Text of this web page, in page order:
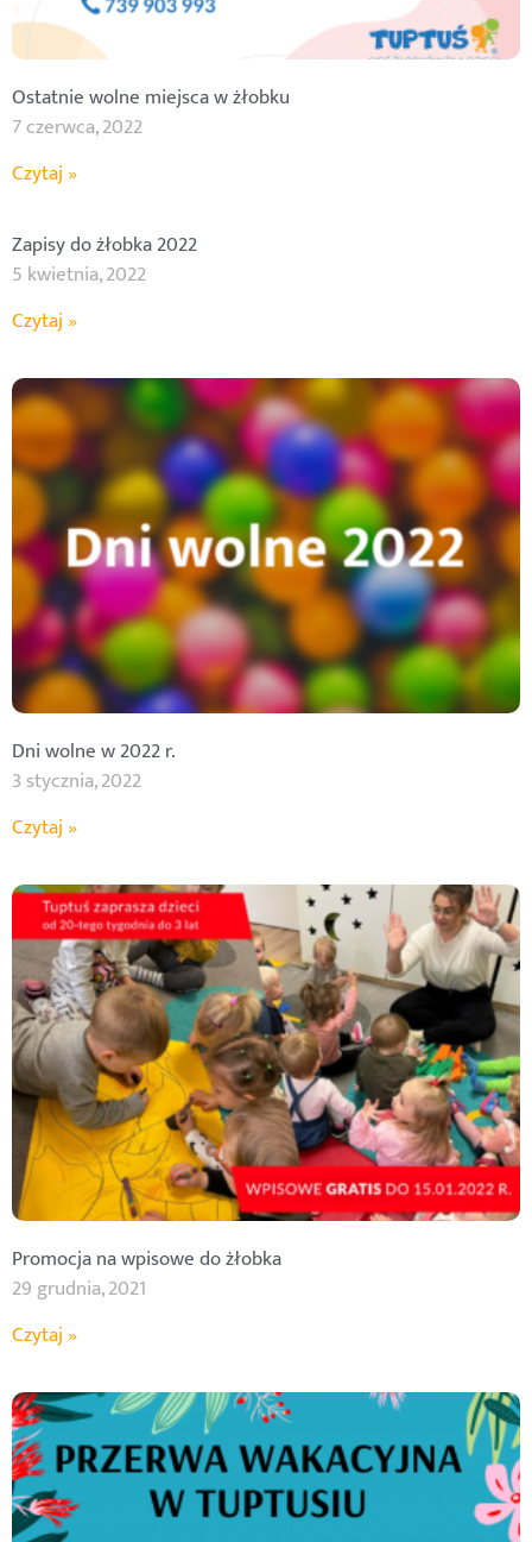
Ostatnie wolne miejsca w żłobku
7 czerwca, 2022
Czytaj »
Zapisy do żłobka 2022
5 kwietnia, 2022
Czytaj »
Dni wolne w 2022 r.
3 stycznia, 2022
Czytaj »
Promocja na wpisowe do żłobka
29 grudnia, 2021
Czytaj »